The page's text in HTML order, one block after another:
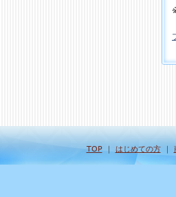
TOP｜ はじめての方｜